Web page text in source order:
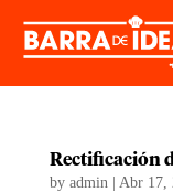
Rectificación
by admin| Abr 17,